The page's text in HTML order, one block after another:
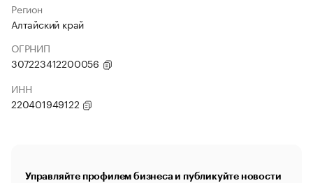
Регион
Алтайский край
ОГРНИП
307223412200056
ИНН
220401949122
Управляйте профилем бизнеса и публикуйте новости